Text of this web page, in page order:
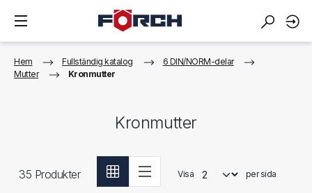
Hem Fullständig katalog
6 DIN/NORM-delar
Mutter
Kronmutter
Kronmutter
35 Produkter Visa per sida